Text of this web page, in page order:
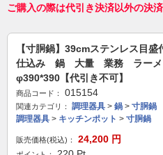
ご購入の際は代引き決済以外の決
【寸胴鍋】39cmステンレス
仕込み 鍋 大量 業務 ラー
φ390*390【代引き不可】
商品コード： 015154
関連カテゴリ： 調理器具 > 鍋 > 寸胴鍋
調理器具 > キッチンポット > 寸胴鍋
販売価格(税込)： 24,200 円